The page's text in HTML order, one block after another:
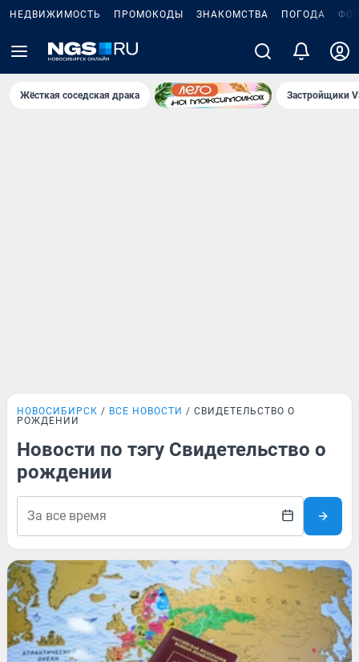
НЕДВИЖИМОСТЬ ПРОМОКОДЫ ЗНАКОМСТВА ПОГОДА
Жёсткая соседская драка Застройщики
НОВОСИБИРСК ВСЕ НОВОСТИ
СВИДЕТЕЛЬСТВО О
РОЖДЕНИИ
Новости по тэгу Свидетельство о
рождении